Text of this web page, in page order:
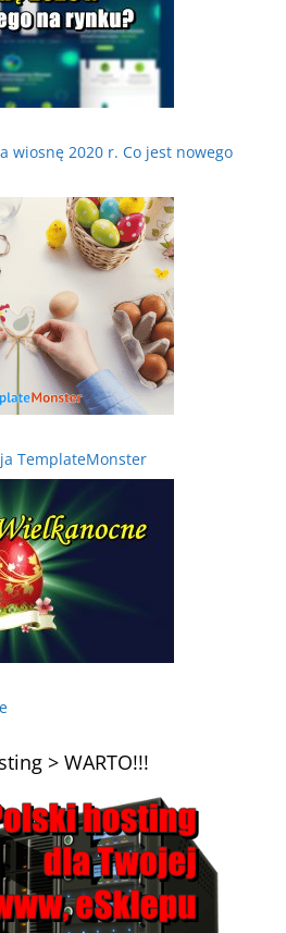
wiosnę 2020 r. Co jest nowego
TemplateMonster
> WARTO!!!